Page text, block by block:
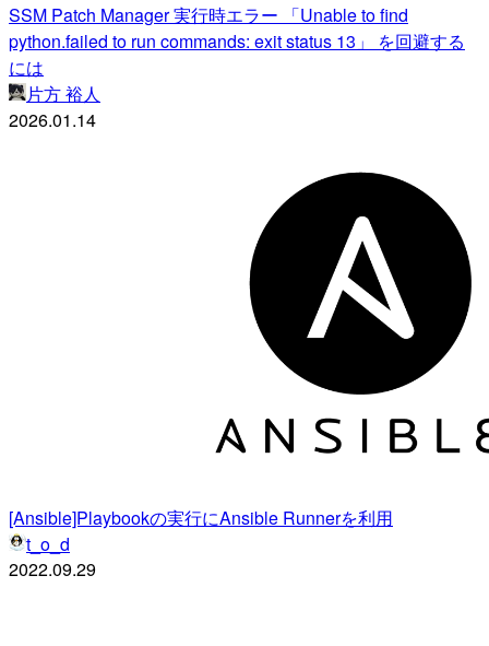
SSM Patch Manager 実行時エラー 「Unable to find
python.failed to run commands: exit status 13」 を回避する
には
片方 裕人
2026.01.14
[Ansible]Playbookの実行にAnsible Runnerを利用
t_o_d
2022.09.29